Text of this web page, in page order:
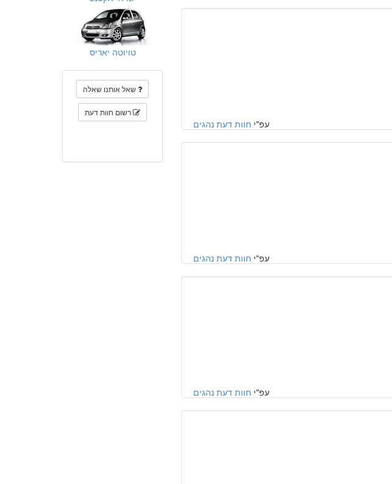
עפ"י חוות דעת נהגים
עפ"י חוות דעת נהגים
עפ"י חוות דעת נהגים
טויוטה יאריס
שאל אותנו שאלה
רשום חוות דעת